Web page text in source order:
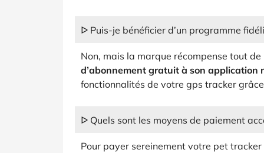
ᐅ Puis-je bénéficier d’un programme
Non, mais la marque récompense tout
d’abonnement gratuit à son application
fonctionnalités de votre gps tracker
ᐅ Quels sont les moyens de paiement
Pour payer sereinement votre pet